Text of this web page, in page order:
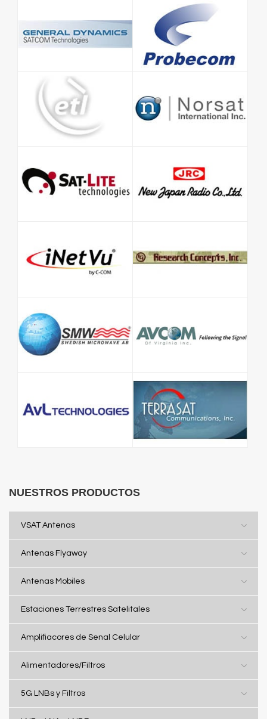
NUESTROS PRODUCTOS
VSAT Antenas
Antenas Flyaway
Antenas Mobiles
Estaciones Terrestres Satelitales
Amplifiacores de Senal Celular
Alimentadores/Filtros
5G LNBs y Filtros